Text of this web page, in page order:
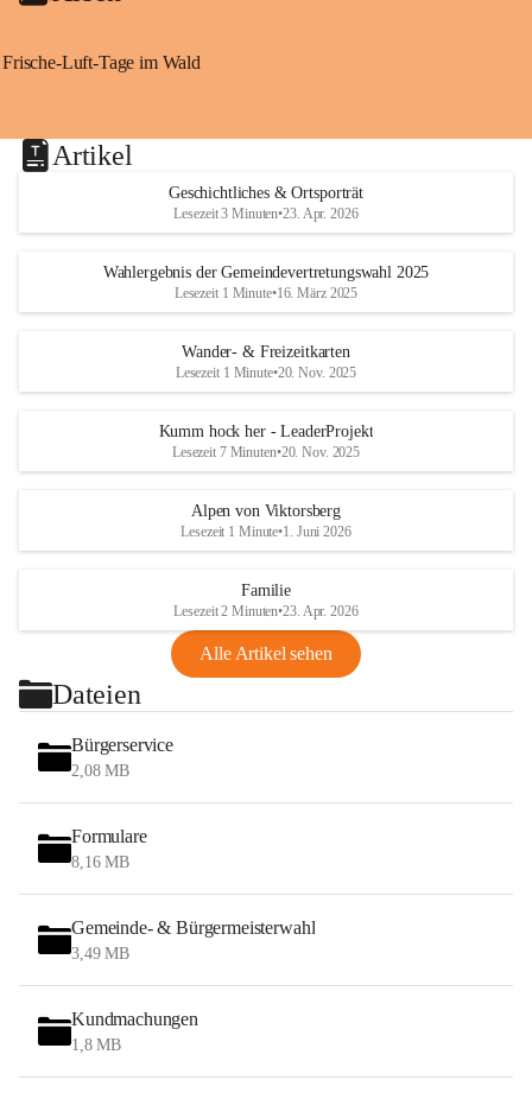
Frische-Luft-Tage im Wald
Artikel
Geschichtliches & Ortsporträt
Lesezeit 3 Minuten•23. Apr. 2026
Wahlergebnis der Gemeindevertretungswahl 2025
Lesezeit 1 Minute•16. März 2025
Wander- & Freizeitkarten
Lesezeit 1 Minute•20. Nov. 2025
Kumm hock her - LeaderProjekt
Lesezeit 7 Minuten•20. Nov. 2025
Alpen von Viktorsberg
Lesezeit 1 Minute•1. Juni 2026
Familie
Lesezeit 2 Minuten•23. Apr. 2026
Alle Artikel sehen
Dateien
Bürgerservice
2,08 MB
Formulare
8,16 MB
Gemeinde- & Bürgermeisterwahl
3,49 MB
Kundmachungen
1,8 MB